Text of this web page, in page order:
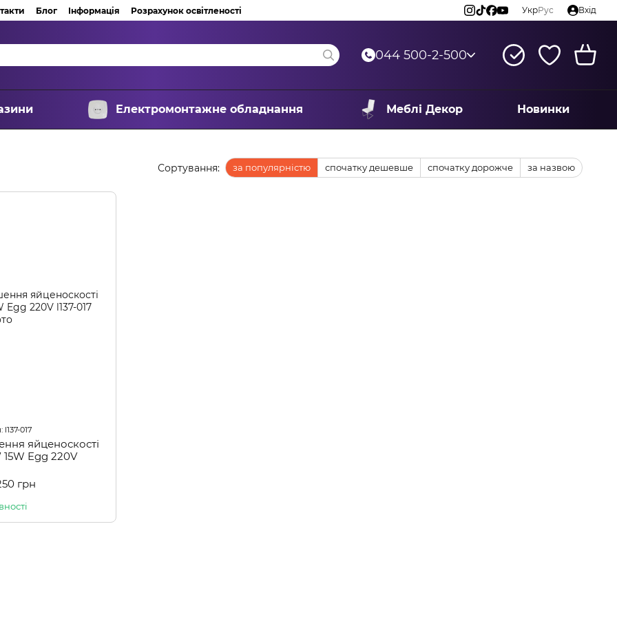
Блог Інформація Розрахунок освітленості УкрРус Вхід
044 500-2-500
Електромонтажне обладнання Меблі Декор Новинки
Сортування: за популярністю спочатку дешевше спочатку дорожче за назвою
l137-017
яйценоскості
15W Egg 220V
грн